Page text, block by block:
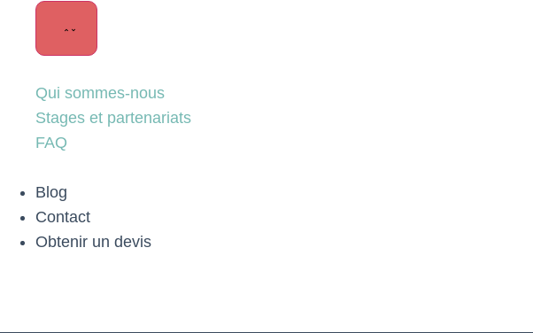
Qui sommes-nous
Stages et partenariats
FAQ
Blog
Contact
Obtenir un devis